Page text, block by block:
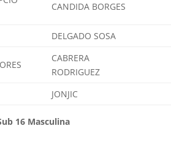
CANDIDA BORGES
DELGADO SOSA
CABRERA
RODRIGUEZ
JONJIC
16 Masculina